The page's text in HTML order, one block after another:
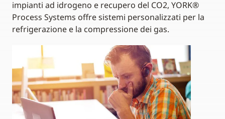
impianti ad idrogeno e recupero del CO2, YORK®
Process Systems offre sistemi personalizzati per la
refrigerazione e la compressione dei gas.